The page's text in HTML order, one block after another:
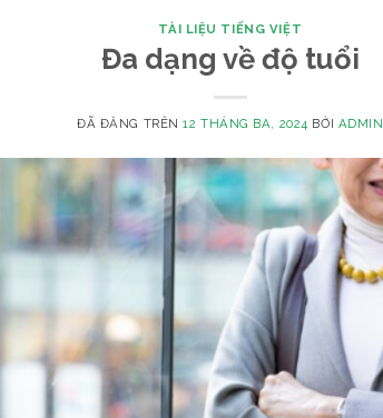
TÀI LIỆU TIẾNG VIỆT
Đa dạng về độ tuổi
ĐÃ ĐĂNG TRÊN12 THÁNG BA, 2024 BỞI ADMIN